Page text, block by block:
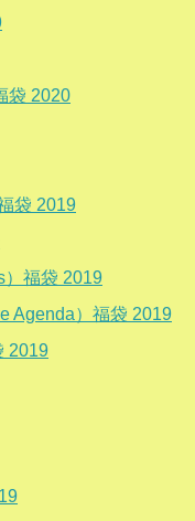
袋 2020
袋 2019
）福袋 2019
Agenda）福袋 2019
2019